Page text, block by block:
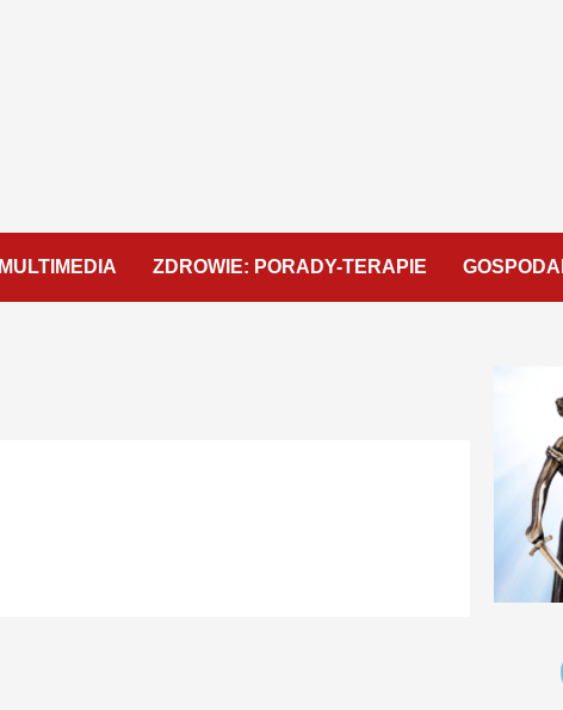
MULTIMEDIA ZDROWIE: PORADY-TERAPIE